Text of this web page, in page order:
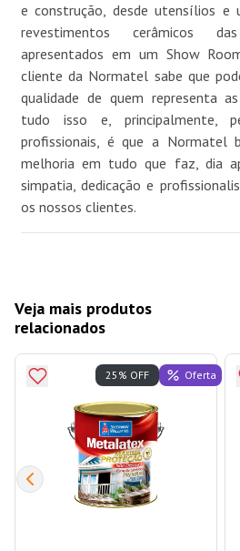
e construção, desde utensílios e
revestimentos cerâmicos
apresentados em um Show
cliente da Normatel sabe que
qualidade de quem representa
tudo isso e, principalmente,
profissionais, é que a Normatel
melhoria em tudo que faz, dia
simpatia, dedicação e
os nossos clientes.
Veja mais produtos
relacionados
25% OFF Oferta